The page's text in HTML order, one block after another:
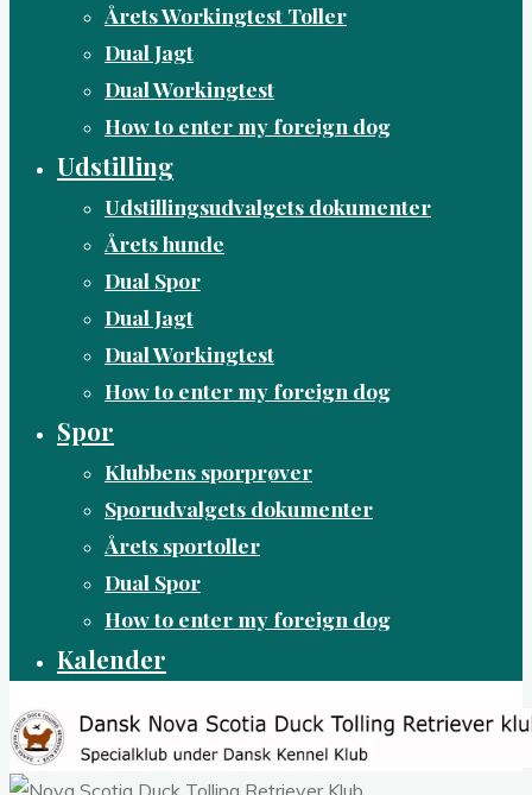
Årets Workingtest Toller
Dual Jagt
Dual Workingtest
How to enter my foreign dog
Udstilling
Udstillingsudvalgets dokumenter
Årets hunde
Dual Spor
Dual Jagt
Dual Workingtest
How to enter my foreign dog
Spor
Klubbens sporprøver
Sporudvalgets dokumenter
Årets sportoller
Dual Spor
How to enter my foreign dog
Kalender